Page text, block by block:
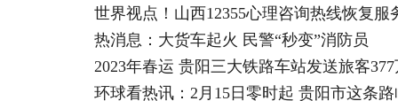
世界视点！山西12355心理咨询热线恢复服
热消息：大货车起火 民警“秒变”消防员
2023年春运 贵阳三大铁路车站发送旅客
环球看热讯：2月15日零时起 贵阳市这条